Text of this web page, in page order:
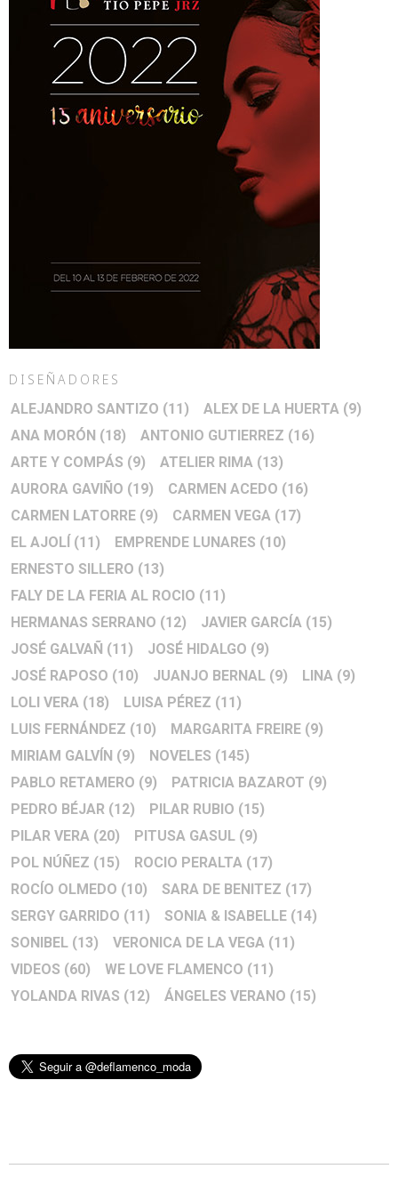
DISEÑADORES
ALEJANDRO SANTIZO (11) ALEX DE LA HUERTA (9)
ANA MORÓN (18) ANTONIO GUTIERREZ (16)
ARTE Y COMPÁS (9) ATELIER RIMA (13)
AURORA GAVIÑO (19) CARMEN ACEDO (16)
CARMEN LATORRE (9) CARMEN VEGA (17)
EL AJOLÍ (11) EMPRENDE LUNARES (10)
ERNESTO SILLERO (13)
FALY DE LA FERIA AL ROCIO (11)
HERMANAS SERRANO (12) JAVIER GARCÍA (15)
JOSÉ GALVAÑ (11) JOSÉ HIDALGO (9)
JOSÉ RAPOSO (10) JUANJO BERNAL (9) LINA (9)
LOLI VERA (18) LUISA PÉREZ (11)
LUIS FERNÁNDEZ (10) MARGARITA FREIRE (9)
MIRIAM GALVÍN (9) NOVELES (145)
PABLO RETAMERO (9) PATRICIA BAZAROT (9)
PEDRO BÉJAR (12) PILAR RUBIO (15)
PILAR VERA (20) PITUSA GASUL (9)
POL NÚÑEZ (15) ROCIO PERALTA (17)
ROCÍO OLMEDO (10) SARA DE BENITEZ (17)
SERGY GARRIDO (11) SONIA & ISABELLE (14)
SONIBEL (13) VERONICA DE LA VEGA (11)
VIDEOS (60) WE LOVE FLAMENCO (11)
YOLANDA RIVAS (12) ÁNGELES VERANO (15)